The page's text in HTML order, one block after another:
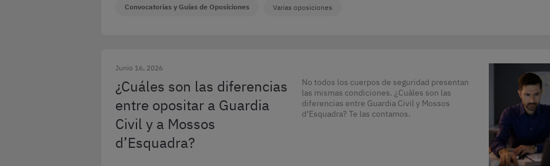
Convocatorias y Guías de Oposiciones Varias oposiciones
Junio 16, 2026
¿Cuáles son las diferencias
entre opositar a Guardia
Civil y a Mossos
d’Esquadra?
No todos los cuerpos de seguridad presentan
las mismas condiciones. ¿Cuáles son las
diferencias entre Guardia Civil y Mossos
d’Esquadra? Te las contamos.